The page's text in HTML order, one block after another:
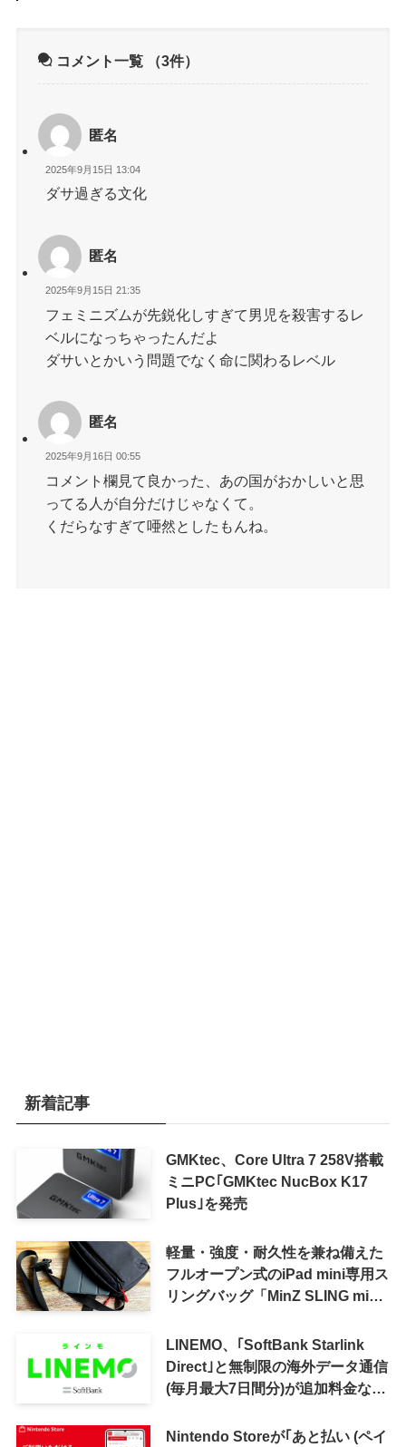
コメント一覧 （3件）
匿名
2025年9月15日 13:04
ダサ過ぎる文化
匿名
2025年9月15日 21:35
フェミニズムが先鋭化しすぎて男児を殺害するレ
ベルになっちゃったんだよ
ダサいとかいう問題でなく命に関わるレベル
匿名
2025年9月16日 00:55
コメント欄見て良かった、あの国がおかしいと思
ってる人が自分だけじゃなくて。
くだらなすぎて唖然としたもんね。
新着記事
GMKtec、Core Ultra 7 258V搭載
ミニPC｢GMKtec NucBox K17
Plus｣を発売
軽量・強度・耐久性を兼ね備えた
フルオープン式のiPad mini専用ス
リングバッグ「MinZ SLING mini
LINEMO、｢SoftBank Starlink
Direct｣と無制限の海外データ通信
(毎月最大7日間分)が追加料金なし
Nintendo Storeが｢あと払い (ペイ